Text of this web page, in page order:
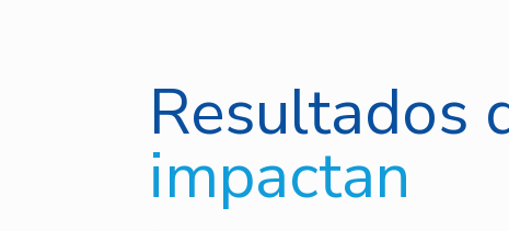
Resultados
impactan